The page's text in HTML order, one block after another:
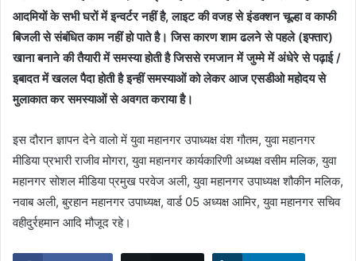
आदमियों के सभी घरों में इन्वर्टर नहीं है, लाइट की वजह से इंडक्शन चूल्हा व काफी
बिजली से संबंधित काम नहीं हो पाते है। जिस कारण शाम ढलने से पहले (इफ्तार)
खाना बनाने की तैयारी में समस्या होती है जिससे रमजान में जुम्मे में अंधेरे से पढ़ाई /
इबादत में खलल पैदा होती है इन्हीं समस्याओं को लेकर आज एसडीओ महोदय से
मुलाकात कर समस्याओं से अवगत कराया है।
इस दौरान ज्ञापन देने वालो में युवा महानगर उपाध्यक्ष वंश गौतम, युवा महानगर
मीडिया प्रभारी राजीव मोगरा, युवा महानगर कार्यकारिणी अध्यक्ष वसीम मलिक, युवा
महानगर सोशल मीडिया प्रमुख परवेज अली, युवा महानगर उपाध्यक्ष शौकीन मलिक,
नवाब अली, बुरहान महानगर उपाध्यक्ष, वार्ड 05 अध्यक्ष आमिर, युवा महानगर सचिव
वहीदुर्रहमान आदि मौजूद रहे।